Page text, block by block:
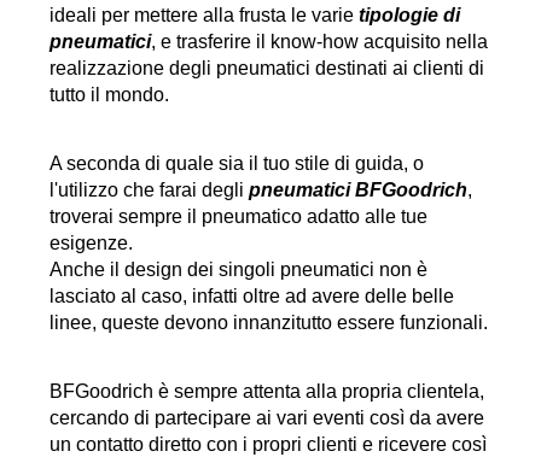
ideali per mettere alla frusta le varie tipologie di
pneumatici, e trasferire il know-how acquisito nella
realizzazione degli pneumatici destinati ai clienti di
tutto il mondo.
A seconda di quale sia il tuo stile di guida, o
l'utilizzo che farai degli pneumatici BFGoodrich,
troverai sempre il pneumatico adatto alle tue
esigenze.
Anche il design dei singoli pneumatici non è
lasciato al caso, infatti oltre ad avere delle belle
linee, queste devono innanzitutto essere funzionali.
BFGoodrich è sempre attenta alla propria clientela,
cercando di partecipare ai vari eventi così da avere
un contatto diretto con i propri clienti e ricevere così